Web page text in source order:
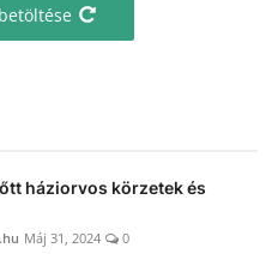
háziorvos körzetek és
Máj 31, 2024 0